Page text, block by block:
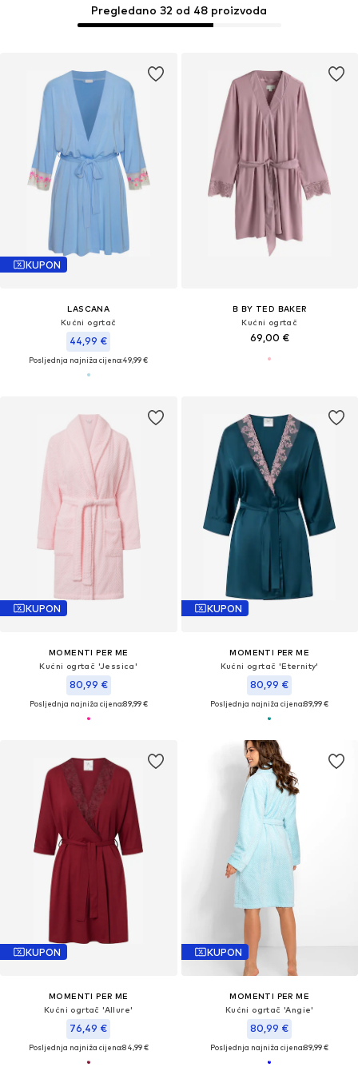
KUPON
LASCANA
Kućni ogrtač
44,99 €
Posljednja najniža cijena:49,99 €
Pregledano 32 od 48 proizvoda
B BY TED BAKER
Kućni ogrtač
69,00 €
KUPON
MOMENTI PER ME
Kućni ogrtač 'Jessica'
80,99 €
Posljednja najniža cijena:89,99 €
KUPON
MOMENTI PER ME
Kućni ogrtač 'Eternity'
80,99 €
Posljednja najniža cijena:89,99 €
KUPON
MOMENTI PER ME
Kućni ogrtač 'Allure'
76,49 €
Posljednja najniža cijena:84,99 €
KUPON
MOMENTI PER ME
Kućni ogrtač 'Angie'
80,99 €
Posljednja najniža cijena:89,99 €